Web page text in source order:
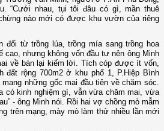
“Cưới nhau, tụi tôi đâu có gì, mần thuê
nào mới có được khu vườn của riêng
đổi từ trồng lúa, trồng mía sang trồng hoa
cao, nhưng không vốn đầu tư nên ông Minh
về bán lại kiếm lời. Tích cóp được ít vốn,
đất rộng 700m2 ở khu phố 1, P.Hiệp Bình
những gốc mai đầu tiên về chăm sóc.
có kinh nghiệm gì, vẫn vừa chăm mai, vừa
- ông Minh nói. Rồi hai vợ chồng mò mẫm
trên mạng, mày mò làm thử nhiều lần mới